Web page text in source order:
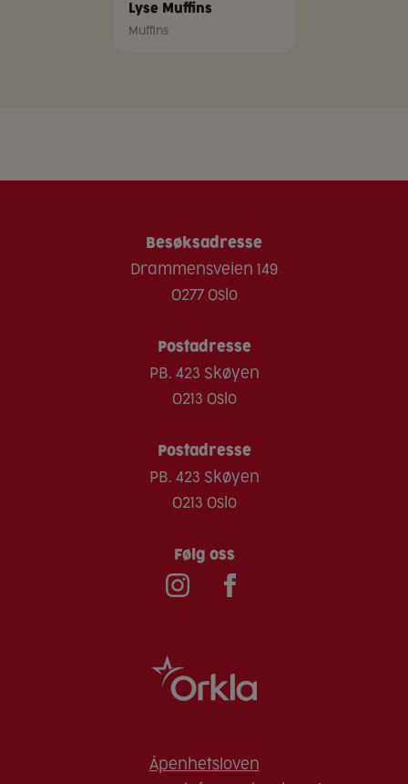
Lyse Muffins
Muffins
Besøksadresse
Drammensveien 149
0277 Oslo
Postadresse
PB. 423 Skøyen
0213 Oslo
Postadresse
PB. 423 Skøyen
0213 Oslo
Følg oss
Åpenhetsloven